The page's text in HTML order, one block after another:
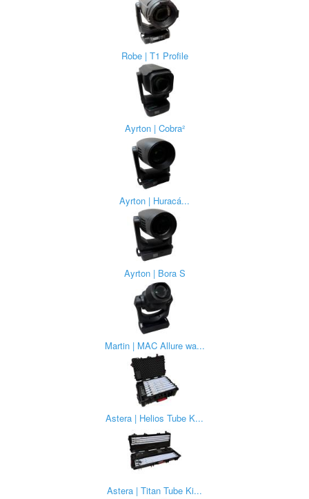
Robe | T1 Profile
Ayrton | Cobra²
Ayrton | Huracá...
Ayrton | Bora S
Martin | MAC Allure wa...
Astera | Helios Tube K...
Astera | Titan Tube Ki...